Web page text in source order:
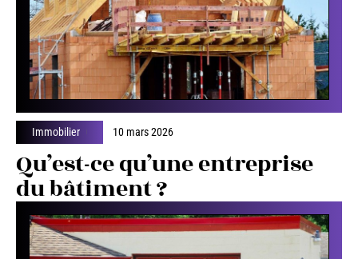
Immobilier 10 mars 2026
Qu’est-ce qu’une entreprise
du bâtiment ?